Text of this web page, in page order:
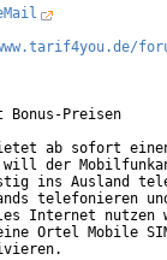
Preisen
ab sofort
will der
ins Ausland
telefonieren
Internet nutzen
Ortel Mobile